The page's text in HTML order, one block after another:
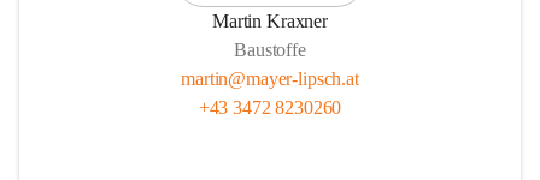
Martin Kraxner
Baustoffe
martin@mayer-lipsch.at
+43 3472 8230260